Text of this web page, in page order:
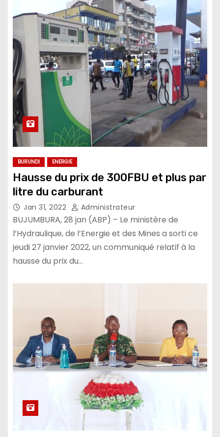
BURUNDI ENERGIE
Hausse du prix de 300FBU et plus par
litre du carburant
Jan 31, 2022 Administrateur
BUJUMBURA, 28 jan (ABP) – Le ministère de
l’Hydraulique, de l’Energie et des Mines a sorti ce
jeudi 27 janvier 2022, un communiqué relatif à la
hausse du prix du…